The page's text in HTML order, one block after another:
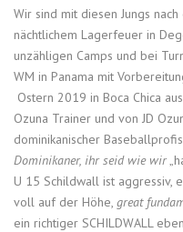
Wir sind mit diesen Jungs
nächtlichem Lagerfeuer in
unzähligen Camps und bei
WM in Panama mit
Ostern 2019 in Boca Chica
Ozuna Trainer und von JD
dominikanischer
Dominikaner, ihr seid wie wir
U 15 Schildwall ist aggressiv,
voll auf der Höhe, great
ein richtiger SCHILDWALL